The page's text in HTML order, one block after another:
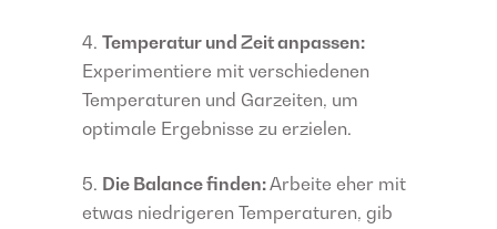
Temperatur und Zeit anpassen:
Experimentiere mit verschiedenen
Temperaturen und Garzeiten, um
optimale Ergebnisse zu erzielen.
Die Balance finden:Arbeite eher mit
etwas niedrigeren Temperaturen, gib